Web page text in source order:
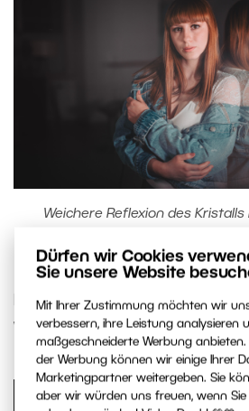
Dürfen wir Cookies
Sie unsere Website
Mit Ihrer Zustimmung möchten wir
verbessern, ihre Leistung analysieren
maßgeschneiderte Werbung
der Werbung können wir einige Ihrer
Marketingpartner weitergeben. Sie
aber wir würden uns freuen, wenn
Weichere Reflexion des
Die Reflexionen können sich
Weiß-Variante sehen lassen.